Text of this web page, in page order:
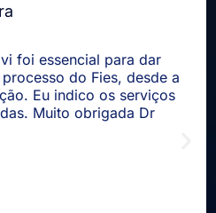
foi essencial para dar
do Fies, desde a
Eu indico os serviços
Muito obrigada Dr